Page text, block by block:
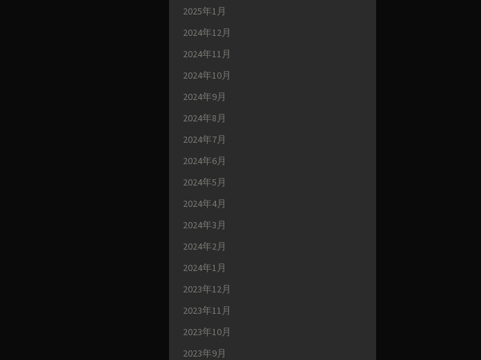
2025年1月
2024年12月
2024年11月
2024年10月
2024年9月
2024年8月
2024年7月
2024年6月
2024年5月
2024年4月
2024年3月
2024年2月
2024年1月
2023年12月
2023年11月
2023年10月
2023年9月